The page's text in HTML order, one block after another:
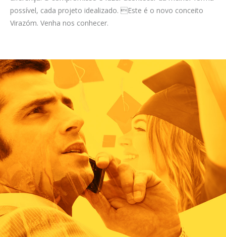
possível, cada projeto idealizado. Este é o novo conceito
Virazóm. Venha nos conhecer.